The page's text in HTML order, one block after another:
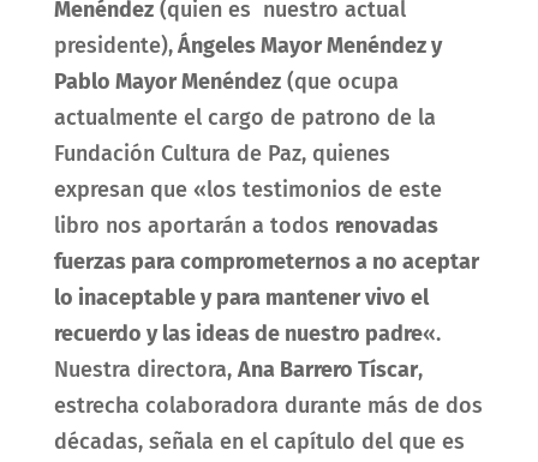
Menéndez(quien es nuestro actual
presidente),Ángeles Mayor Menéndez y
Pablo Mayor Menéndez(que ocupa
actualmente el cargo de patrono de la
Fundación Cultura de Paz, quienes
expresan que «los testimonios de este
libro nos aportarán a todos renovadas
fuerzas para comprometernos a no aceptar
lo inaceptable y para mantener vivo el
recuerdo y las ideas de nuestro padre«.
Nuestra directora, Ana Barrero Tíscar,
estrecha colaboradora durante más de dos
décadas, señala en el capítulo del que es